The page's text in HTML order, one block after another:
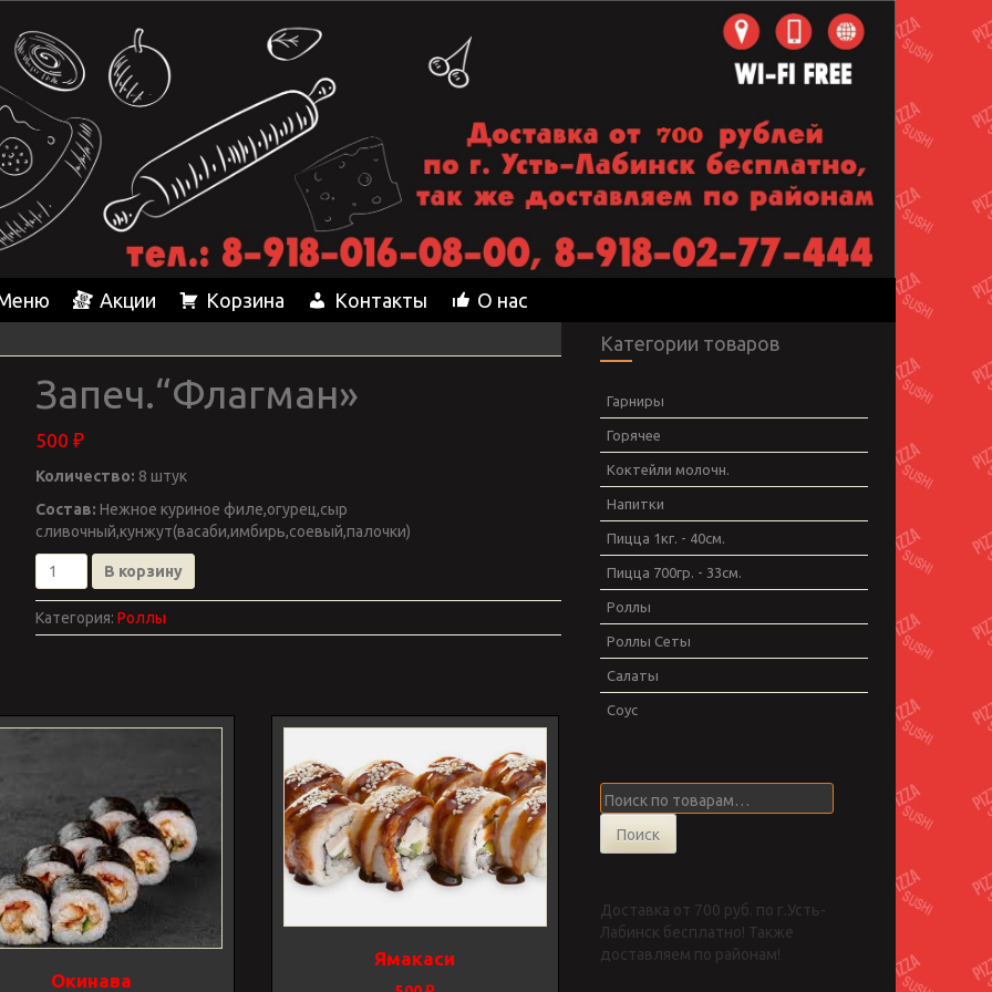
Акции Корзина Контакты О нас
Запеч.“Флагман»
500 ₽
Количество: 8 штук
Состав: Нежное куриное филе,огурец,сыр
сливочный,кунжут(васаби,имбирь,соевый,палочки)
Количество
товара
В корзину
Категория: Роллы
Окинава
Ямакаси
Категории товаров
Гарниры
Горячее
Коктейли молочн.
Напитки
Пицца 1кг. - 40см.
Пицца 700гр. - 33см.
Роллы
Роллы Сеты
Салаты
Соус
Искать:
Поиск
Доставка от 700 руб. по г.Усть-
Лабинск бесплатно! Также
доставляем по районам!